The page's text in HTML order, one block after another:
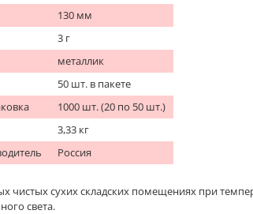
130 мм
3 г
металлик
50 шт. в пакете
1000 шт. (20 по 50 шт.)
3,33 кг
Россия
чистых сухих складских помещениях при
света.